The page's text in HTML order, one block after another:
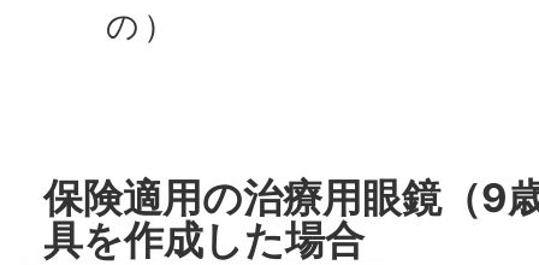
の）
保険適用の治療用眼鏡（9
具を作成した場合